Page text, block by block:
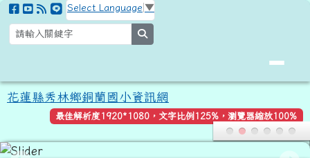
跳至主內容區
花蓮縣秀林鄉銅蘭國小資訊網
Select Language ▼
花蓮縣秀林鄉銅蘭國小資訊網
最佳解析度1920*1080，文字比例125%，瀏覽器縮放100%